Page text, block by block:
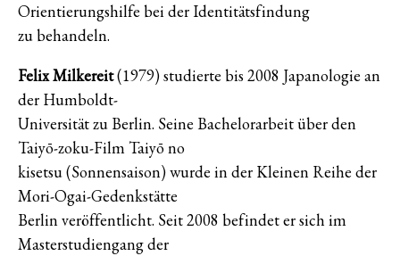
Orientierungshilfe bei der Identitätsfindung
zu behandeln.
Felix Milkereit(1979) studierte bis 2008 Japanologie an
der Humboldt-
Universität zu Berlin. Seine Bachelorarbeit über den
Taiyō-zoku-Film Taiyō no
kisetsu (Sonnensaison) wurde in der Kleinen Reihe der
Mori-Ogai-Gedenkstätte
Berlin veröffentlicht. Seit 2008 befindet er sich im
Masterstudiengang der